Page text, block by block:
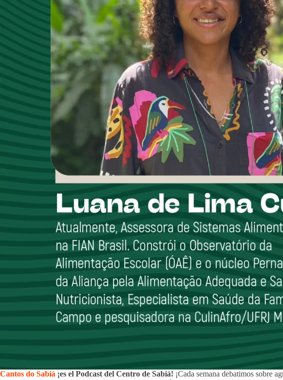
Cantos do Sabiá ¡es el Podcast del Centro de Sabiá! ¡Cada semana debatimos sobre